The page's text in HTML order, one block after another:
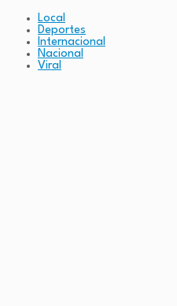
Local
Deportes
Internacional
Nacional
Viral